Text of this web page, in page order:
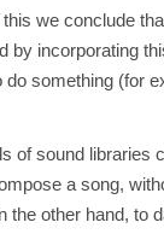
this we conclude
by incorporating
do something (for
of sound libraries
a song,
the other hand, to